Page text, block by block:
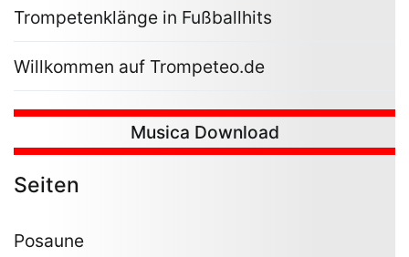
Trompetenklänge in Fußballhits
Willkommen auf Trompeteo.de
Musica Download
Seiten
Posaune